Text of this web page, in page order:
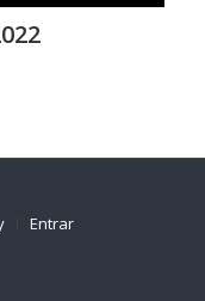
Entrar